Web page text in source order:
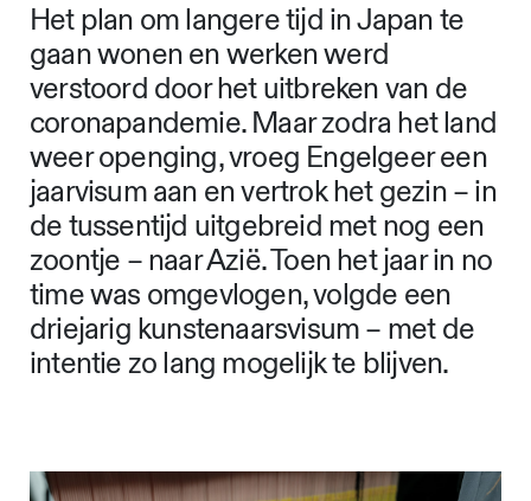
Het plan om langere tijd in Japan te
gaan wonen en werken werd
verstoord door het uitbreken van de
coronapandemie. Maar zodra het land
weer openging, vroeg Engelgeer een
jaarvisum aan en vertrok het gezin – in
de tussentijd uitgebreid met nog een
zoontje – naar Azië. Toen het jaar in no
time was omgevlogen, volgde een
driejarig kunstenaarsvisum – met de
intentie zo lang mogelijk te blijven.